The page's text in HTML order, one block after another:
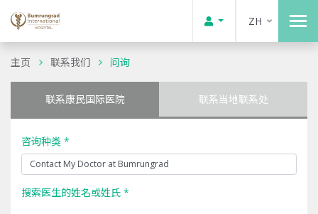
ZH
主页 联系我们 问询
联系康民国际医院 联系当地联系处
咨询种类 *
搜索医生的姓名或姓氏 *